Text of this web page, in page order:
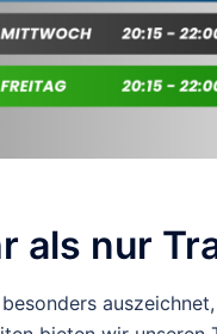
als nur
besonders